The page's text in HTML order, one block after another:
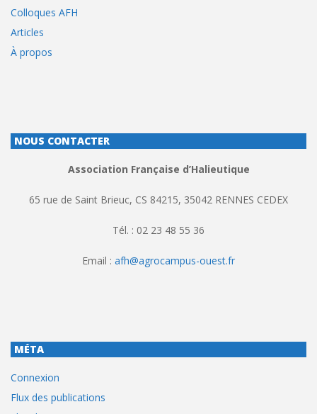
Colloques AFH
Articles
À propos
NOUS CONTACTER
Association Française d’Halieutique
65 rue de Saint Brieuc, CS 84215, 35042 RENNES CEDEX
Tél. : 02 23 48 55 36
Email : afh@agrocampus-ouest.fr
MÉTA
Connexion
Flux des publications